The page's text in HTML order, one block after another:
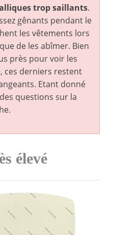
trop saillants.
gênants pendant le
les vêtements lors
de les abîmer. Bien
près pour voir les
ces derniers restent
Etant donné
questions sur la
élevé